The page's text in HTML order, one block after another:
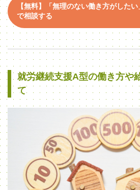
【無料】「無理のない働き方がした
で相談する
就労継続支援A型の働き方や
て